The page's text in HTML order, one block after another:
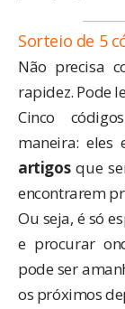
Sorteio de 5
Não precisa
rapidez. Pode
Cinco
maneira: eles
artigosque
encontrarem
Ou seja, é só
e procurar
pode ser
os próximos